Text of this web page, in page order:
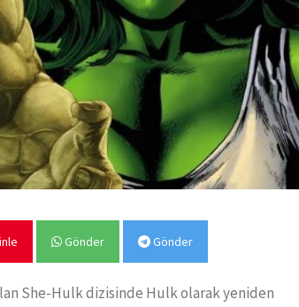
Gönder Gönder
She-Hulk dizisinde Hulk olarak yeniden